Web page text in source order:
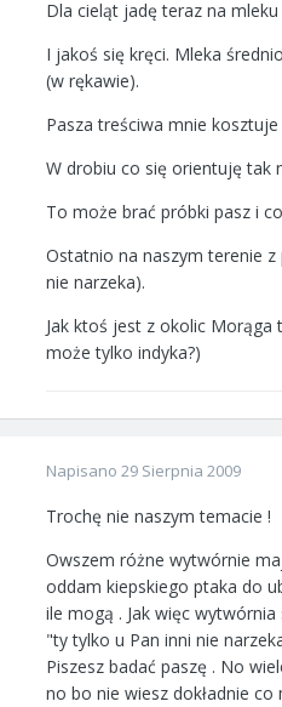
Dla cieląt jadę teraz na
I jakoś się kręci. Mleka
(w rękawie).
Pasza treściwa mnie
W drobiu co się orientuję tak
To może brać próbki pasz i
Ostatnio na naszym terenie
nie narzeka).
Jak ktoś jest z okolic
może tylko indyka?)
Napisano 29 Sierpnia 2009
Trochę nie naszym temacie !
Owszem różne wytwórnie
oddam kiepskiego ptaka do
ile mogą . Jak więc
"ty tylko u Pan inni nie
Piszesz badać paszę . No
no bo nie wiesz dokładnie